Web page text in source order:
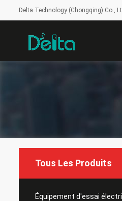
Delta Technology (Chongqing) Co.,
Tous Les Produits
Équipement d'essai